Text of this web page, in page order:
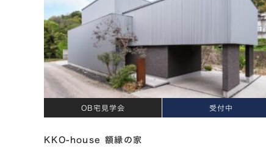
OB宅見学会 受付中
KKO-house 額縁の家